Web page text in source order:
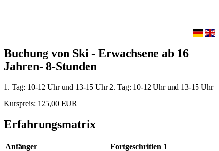
Buchung von Ski - Erwachsene ab 16
Jahren- 8-Stunden
1. Tag: 10-12 Uhr und 13-15 Uhr 2. Tag: 10-12 Uhr und 13-15 Uhr
Kurspreis: 125,00 EUR
Erfahrungsmatrix
Anfänger
Fortgeschritten 1